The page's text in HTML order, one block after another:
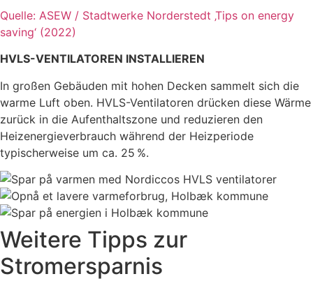
Quelle: ASEW / Stadtwerke Norderstedt ‚Tips on energy
saving‘ (2022)
HVLS-VENTILATOREN INSTALLIEREN
In großen Gebäuden mit hohen Decken sammelt sich die
warme Luft oben. HVLS-Ventilatoren drücken diese Wärme
zurück in die Aufenthaltszone und reduzieren den
Heizenergieverbrauch während der Heizperiode
typischerweise um ca. 25 %.
Weitere Tipps zur
Stromersparnis